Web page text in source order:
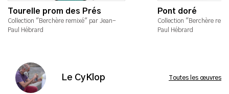
Tourelle prom des Prés
Collection "Berchère remixé" par Jean-
Paul Hébrard
Pont doré
Collection "Berchère
Paul Hébrard
Le CyKlop Toutes les œuvres